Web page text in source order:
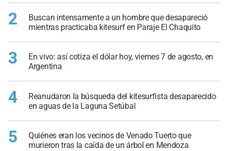
2
Buscan intensamente a un hombre que desapareció
mientras practicaba kitesurf en Paraje El Chaquito
3
En vivo: así cotiza el dólar hoy, viernes 7 de agosto, en
Argentina
4
Reanudaron la búsqueda del kitesurfista desaparecido
en aguas de la Laguna Setúbal
5
Quiénes eran los vecinos de Venado Tuerto que
murieron tras la caída de un árbol en Mendoza